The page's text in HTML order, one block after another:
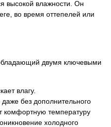
высокой влажности. Он
во время оттепелей или
двумя ключевыми
влагу.
без дополнительного
комфортную температуру
холодного